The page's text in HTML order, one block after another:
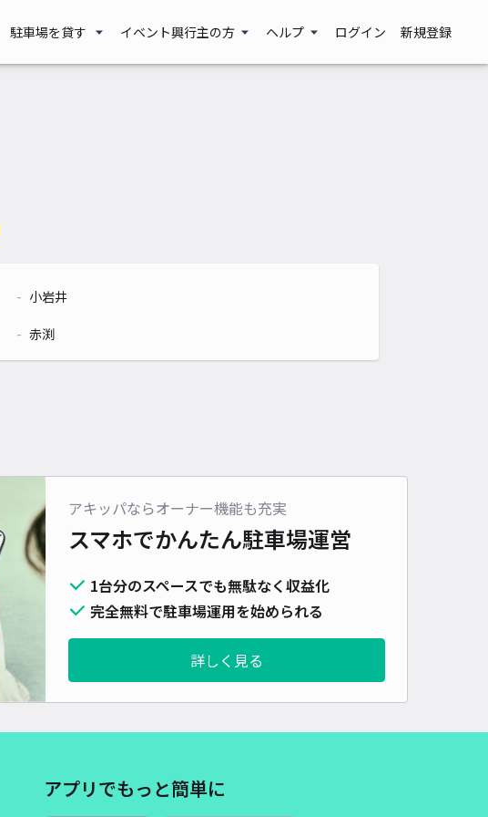
駐車場を貸す イベント興行主の方 ヘルプ ログイン 新規登録
小岩井
赤渕
アキッパならオーナー機能も充実
スマホでかんたん駐車場運営
1台分のスペースでも無駄なく収益化
完全無料で駐車場運用を始められる
詳しく見る
アプリでもっと簡単に